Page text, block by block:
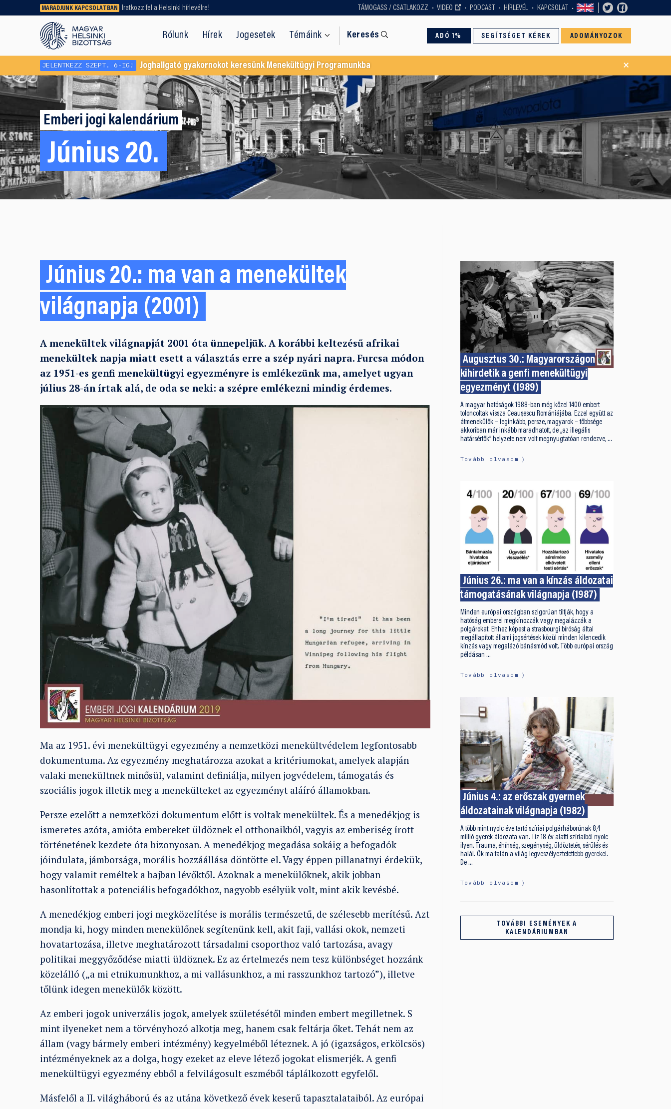
MARADJUNK KAPCSOLATBAN Iratkozz fel a Helsinki hírlevélre! TÁMOGASS / CSATLAKOZZ VIDEO PODCAST HÍRLEVÉL KAPCSOLAT
Rólunk Hírek Jogesetek Témáink Keresés ADÓ 1% SEGÍTSÉGET KÉREK ADOMÁNYOZOK
Régebbi tartalmat vagy
dokumentumot keresel? Használd a
keresőnket!
JELENTKEZZ SZEPT. 6-IG! Joghallgató gyakornokot keresünk Menekültügyi Programunkba ×
Emberi jogi kalendárium
Június 20.
Június 20.: ma van a menekültek
világnapja (2001)
A menekültek világnapját 2001 óta ünnepeljük. A korábbi keltezésű afrikai
menekültek napja miatt esett a választás erre a szép nyári napra. Furcsa módon
az 1951-es genfi menekültügyi egyezményre is emlékezünk ma, amelyet ugyan
július 28-án írtak alá, de oda se neki: a szépre emlékezni mindig érdemes.
Ma az 1951. évi menekültügyi egyezmény a nemzetközi menekültvédelem legfontosabb
dokumentuma. Az egyezmény meghatározza azokat a kritériumokat, amelyek alapján
valaki menekültnek minősül, valamint definiálja, milyen jogvédelem, támogatás és
szociális jogok illetik meg a menekülteket az egyezményt aláíró államokban.
Persze ezelőtt a nemzetközi dokumentum előtt is voltak menekültek. És a menedékjog is
ismeretes azóta, amióta embereket üldöznek el otthonaikból, vagyis az emberiség írott
történetének kezdete óta bizonyosan. A menedékjog megadása sokáig a befogadók
jóindulata, jámborsága, morális hozzáállása döntötte el. Vagy éppen pillanatnyi érdekük,
hogy valamit reméltek a bajban lévőktől. Azoknak a menekülőknek, akik jobban
hasonlítottak a potenciális befogadókhoz, nagyobb esélyük volt, mint akik kevésbé.
A menedékjog emberi jogi megközelítése is morális természetű, de szélesebb merítésű. Azt
mondja ki, hogy minden menekülőnek segítenünk kell, akit faji, vallási okok, nemzeti
hovatartozása, illetve meghatározott társadalmi csoporthoz való tartozása, avagy
politikai meggyőződése miatti üldöznek. Ez az értelmezés nem tesz különbséget hozzánk
közelálló („a mi etnikumunkhoz, a mi vallásunkhoz, a mi rasszunkhoz tartozó”), illetve
tőlünk idegen menekülők között.
Az emberi jogok univerzális jogok, amelyek születésétől minden embert megilletnek. S
mint ilyeneket nem a törvényhozó alkotja meg, hanem csak feltárja őket. Tehát nem az
állam (vagy bármely emberi intézmény) kegyelméből léteznek. A jó (igazságos, erkölcsös)
intézményeknek az a dolga, hogy ezeket az eleve létező jogokat elismerjék. A genfi
menekültügyi egyezmény ebből a felvilágosult eszméből táplálkozott egyfelől.
Másfelől a II. világháború és az utána következő évek keserű tapasztalataiból. Az európai
Augusztus 30.: Magyarországon
kihirdetik a genfi menekültügyi
egyezményt (1989)
A magyar hatóságok 1988-ban még közel 1400 embert
toloncoltak vissza Ceaușescu Romániájába. Ezzel együtt az
átmenekülők – leginkább, persze, magyarok – többsége
akkoriban már inkább maradhatott, de „az illegális
határsértők” helyzete nem volt megnyugtatóan rendezve, …
Tovább olvasom
Június 26.: ma van a kínzás áldozatai
támogatásának világnapja (1987)
Minden európai országban szigorúan tiltják, hogy a
hatóság emberei megkínozzák vagy megalázzák a
polgárokat. Ehhez képest a strasbourgi bíróság által
megállapított állami jogsértések közül minden kilencedik
kínzás vagy megalázó bánásmód volt. Több európai ország
példásan …
Tovább olvasom
Június 4.: az erőszak gyermek
áldozatainak világnapja (1982)
A több mint nyolc éve tartó szíriai polgárháborúnak 8,4
millió gyerek áldozata van. Tíz 18 év alatti szíriaiból nyolc
ilyen. Trauma, éhínség, szegénység, üldöztetés, sérülés és
halál. Ők ma talán a világ legveszélyeztetettebb gyerekei.
De …
Tovább olvasom
TOVÁBBI ESEMÉNYEK A
KALENDÁRIUMBAN